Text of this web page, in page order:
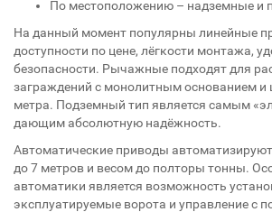
По местоположению – надземные и
На данный момент популярны линейные
доступности по цене, лёгкости монтажа,
безопасности. Рычажные подходят для
заграждений с монолитным основанием и
метра. Подземный тип является самым
дающим абсолютную надёжность.
Автоматические приводы
до 7 метров и весом до полторы тонны.
автоматики является возможность
эксплуатируемые ворота и управление с